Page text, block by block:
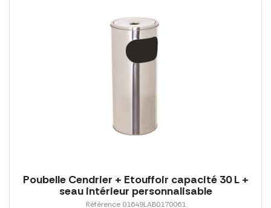
Poubelle Cendrier + Etouffoir capacité 30 L +
seau intérieur personnalisable
Référence 01649LAB0170061